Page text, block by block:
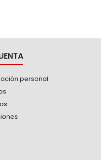
personal